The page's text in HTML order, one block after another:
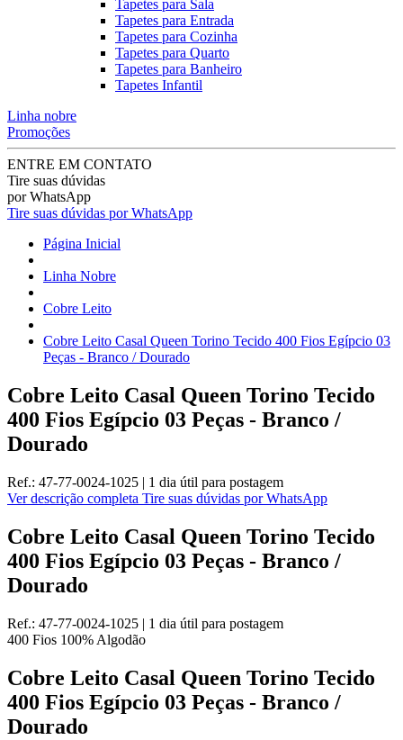
Tapetes para Sala
Tapetes para Entrada
Tapetes para Cozinha
Tapetes para Quarto
Tapetes para Banheiro
Tapetes Infantil
Linha nobre
Promoções
ENTRE EM CONTATO
Tire suas dúvidas
por WhatsApp
Tire suas dúvidas por WhatsApp
Página Inicial
Linha Nobre
Cobre Leito
Cobre Leito Casal Queen Torino Tecido 400 Fios Egípcio 03
Peças - Branco / Dourado
Cobre Leito Casal Queen Torino Tecido
400 Fios Egípcio 03 Peças - Branco /
Dourado
Ref.: 47-77-0024-1025 | 1 dia útil para postagem
Ver descrição completa Tire suas dúvidas por WhatsApp
Cobre Leito Casal Queen Torino Tecido
400 Fios Egípcio 03 Peças - Branco /
Dourado
Ref.: 47-77-0024-1025 | 1 dia útil para postagem
400 Fios 100% Algodão
Cobre Leito Casal Queen Torino Tecido
400 Fios Egípcio 03 Peças - Branco /
Dourado